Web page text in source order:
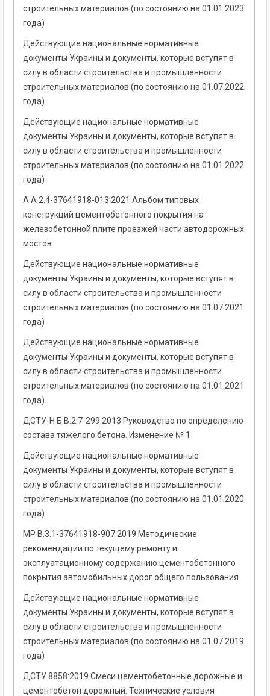
строительных материалов (по состоянию на 01.01.2023
года)
Действующие национальные нормативные
документы Украины и документы, которые вступят в
силу в области строительства и промышленности
строительных материалов (по состоянию на 01.07.2022
года)
Действующие национальные нормативные
документы Украины и документы, которые вступят в
силу в области строительства и промышленности
строительных материалов (по состоянию на 01.01.2022
года)
А А 2.4-37641918-013:2021 Альбом типовых
конструкций цементобетонного покрытия на
железобетонной плите проезжей части автодорожных
мостов
Действующие национальные нормативные
документы Украины и документы, которые вступят в
силу в области строительства и промышленности
строительных материалов (по состоянию на 01.07.2021
года)
Действующие национальные нормативные
документы Украины и документы, которые вступят в
силу в области строительства и промышленности
строительных материалов (по состоянию на 01.01.2021
года)
ДСТУ-Н Б В.2.7-299:2013 Руководство по определению
состава тяжелого бетона. Изменение № 1
Действующие национальные нормативные
документы Украины и документы, которые вступят в
силу в области строительства и промышленности
строительных материалов (по состоянию на 01.01.2020
года)
МР В.3.1-37641918-907:2019 Методические
рекомендации по текущему ремонту и
эксплуатационному содержанию цементобетонного
покрытия автомобильных дорог общего пользования
Действующие национальные нормативные
документы Украины и документы, которые вступят в
силу в области строительства и промышленности
строительных материалов (по состоянию на 01.07.2019
года)
ДСТУ 8858:2019 Смеси цементобетонные дорожные и
цементобетон дорожный. Технические условия